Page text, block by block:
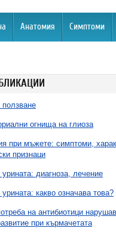
Анатомия Симптоми
ползване
огнища на глиоза
при мъжете: симптоми,
признаци
урината: диагноза, лечение
урината: какво означава това?
на антибиотици
при кърмачетата